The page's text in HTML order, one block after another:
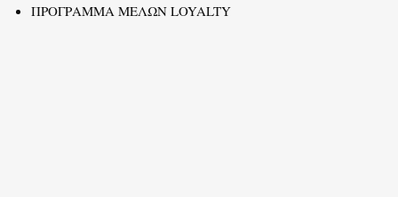
ΠΡΟΓΡΑΜΜΑ ΜΕΛΩΝ LOYALTY